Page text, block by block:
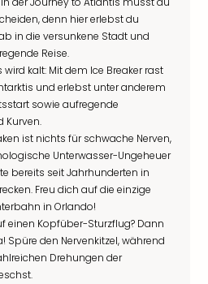
denn hier erlebst du
in die versunkene Stadt und
Reise.
wird kalt: Mit dem Ice Breaker rast
und erlebst unter anderem
sowie aufregende
Kurven.
ist nichts für schwache Nerven,
Unterwasser-Ungeheuer
bereits seit Jahrhunderten in
Freu dich auf die einzige
in Orlando!
einen Kopfüber-Sturzflug? Dann
Spüre den Nervenkitzel, während
Drehungen der